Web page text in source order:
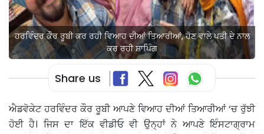
ਹਰਵਿੰਦਰ ਕੌਰ ਰੂਬੀ ਕਰ ਰਹੀ ਵਿਆਹ ਦੀਆਂ ਤਿਆਰੀਆਂ, ਹੋਣ ਵਾਲੇ ਪਤੀ ਦੇ ਨਾਲ
ਕਰ ਰਹੀ ਸ਼ਾਪਿੰਗ
Share us
ਐਡਵੋਕੇਟ ਹਰਵਿੰਦਰ ਕੌਰ ਰੂਬੀ ਆਪਣੇ ਵਿਆਹ ਦੀਆਂ ਤਿਆਰੀਆਂ ‘ਚ ਰੁੱਝੀ
ਹੋਈ ਹੈ। ਜਿਸ ਦਾ ਇੱਕ ਵੀਡੀਓ ਵੀ ਉਨ੍ਹਾਂ ਨੇ ਆਪਣੇ ਇੰਸਟਾਗ੍ਰਾਮ